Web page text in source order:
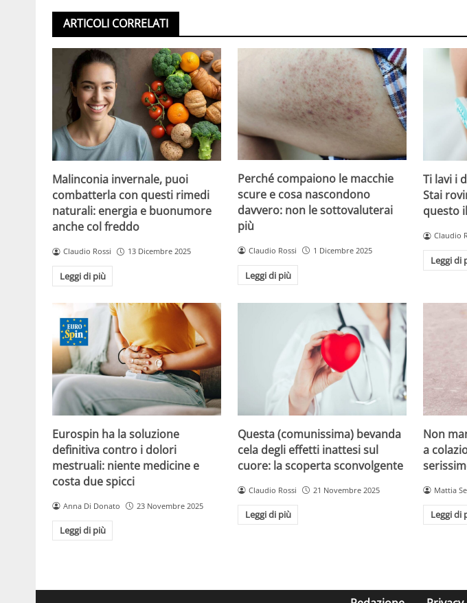
ARTICOLI CORRELATI
Malinconia invernale, puoi
combatterla con questi rimedi
naturali: energia e buonumore
anche col freddo
Claudio Rossi 13 Dicembre 2025
Leggi di più
Perché compaiono le macchie
scure e cosa nascondono
davvero: non le sottovaluterai
più
Claudio Rossi 1 Dicembre 2025
Leggi di più
Ti lavi i
Stai
questo
Claudio
Leggi di
Eurospin ha la soluzione
definitiva contro i dolori
mestruali: niente medicine e
costa due spicci
Anna Di Donato 23 Novembre 2025
Leggi di più
Questa (comunissima) bevanda
cela degli effetti inattesi sul
cuore: la scoperta sconvolgente
Claudio Rossi 21 Novembre 2025
Leggi di più
Non
a
Mattia
Leggi di